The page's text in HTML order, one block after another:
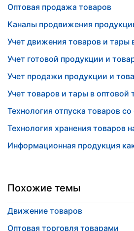
Оптовая продажа товаров
Каналы продвижения
Учет движения товаров и тары
Учет готовой продукции и
Учет продажи продукции и
Учет товаров и тары в оптовой
Технология отпуска товаров со
Технология хранения товаров
Информационная продукция
Похожие темы
Движение товаров
Оптовая торговля товарами